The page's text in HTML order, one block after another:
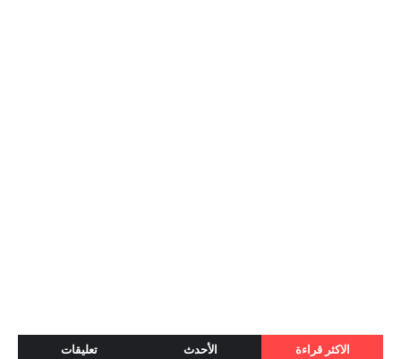
الاكثر قراءة الأحدث تعليقات